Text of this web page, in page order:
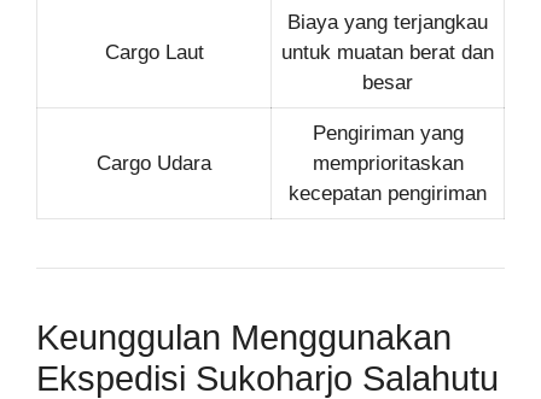
Cargo Laut
Biaya yang terjangkau
untuk muatan berat dan
besar
Cargo Udara
Pengiriman yang
memprioritaskan
kecepatan pengiriman
Keunggulan Menggunakan
Ekspedisi Sukoharjo Salahutu